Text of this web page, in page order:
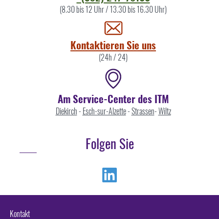
(8.30 bis 12 Uhr / 13.30 bis 16.30 Uhr)
Kontaktieren Sie uns
(24h / 24)
Am Service-Center des ITM
Diekirch- Esch-sur-Alzette-Strassen-Wiltz
Folgen Sie
Kontakt